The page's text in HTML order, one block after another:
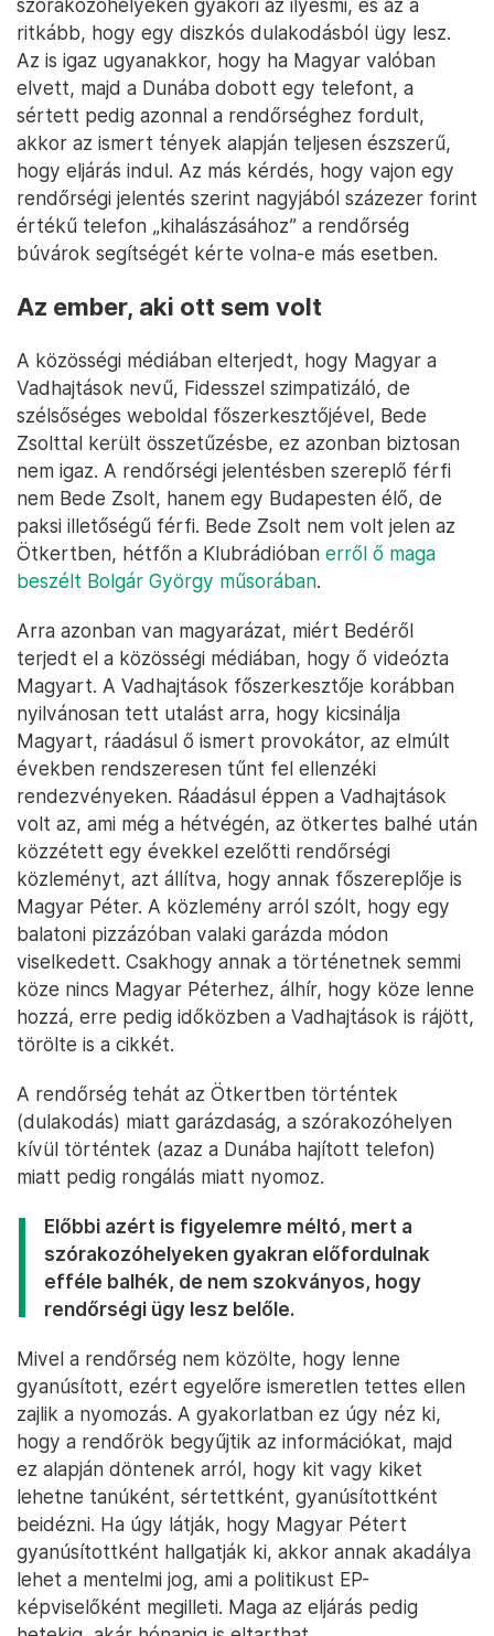
szórakozóhelyeken gyakori az ilyesmi, és az a
ritkább, hogy egy diszkós dulakodásból ügy lesz.
Az is igaz ugyanakkor, hogy ha Magyar valóban
elvett, majd a Dunába dobott egy telefont, a
sértett pedig azonnal a rendőrséghez fordult,
akkor az ismert tények alapján teljesen észszerű,
hogy eljárás indul. Az más kérdés, hogy vajon egy
rendőrségi jelentés szerint nagyjából százezer forint
értékű telefon „kihalászásához” a rendőrség
búvárok segítségét kérte volna-e más esetben.
Az ember, aki ott sem volt
A közösségi médiában elterjedt, hogy Magyar a
Vadhajtások nevű, Fidesszel szimpatizáló, de
szélsőséges weboldal főszerkesztőjével, Bede
Zsolttal került összetűzésbe, ez azonban biztosan
nem igaz. A rendőrségi jelentésben szereplő férfi
nem Bede Zsolt, hanem egy Budapesten élő, de
paksi illetőségű férfi. Bede Zsolt nem volt jelen az
Ötkertben, hétfőn a Klubrádióban erről ő maga
beszélt Bolgár György műsorában.
Arra azonban van magyarázat, miért Bedéről
terjedt el a közösségi médiában, hogy ő videózta
Magyart. A Vadhajtások főszerkesztője korábban
nyilvánosan tett utalást arra, hogy kicsinálja
Magyart, ráadásul ő ismert provokátor, az elmúlt
években rendszeresen tűnt fel ellenzéki
rendezvényeken. Ráadásul éppen a Vadhajtások
volt az, ami még a hétvégén, az ötkertes balhé után
közzétett egy évekkel ezelőtti rendőrségi
közleményt, azt állítva, hogy annak főszereplője is
Magyar Péter. A közlemény arról szólt, hogy egy
balatoni pizzázóban valaki garázda módon
viselkedett. Csakhogy annak a történetnek semmi
köze nincs Magyar Péterhez, álhír, hogy köze lenne
hozzá, erre pedig időközben a Vadhajtások is rájött,
törölte is a cikkét.
A rendőrség tehát az Ötkertben történtek
(dulakodás) miatt garázdaság, a szórakozóhelyen
kívül történtek (azaz a Dunába hajított telefon)
miatt pedig rongálás miatt nyomoz.
Előbbi azért is figyelemre méltó, mert a
szórakozóhelyeken gyakran előfordulnak
efféle balhék, de nem szokványos, hogy
rendőrségi ügy lesz belőle.
Mivel a rendőrség nem közölte, hogy lenne
gyanúsított, ezért egyelőre ismeretlen tettes ellen
zajlik a nyomozás. A gyakorlatban ez úgy néz ki,
hogy a rendőrök begyűjtik az információkat, majd
ez alapján döntenek arról, hogy kit vagy kiket
lehetne tanúként, sértettként, gyanúsítottként
beidézni. Ha úgy látják, hogy Magyar Pétert
gyanúsítottként hallgatják ki, akkor annak akadálya
lehet a mentelmi jog, ami a politikust EP-
képviselőként megilleti. Maga az eljárás pedig